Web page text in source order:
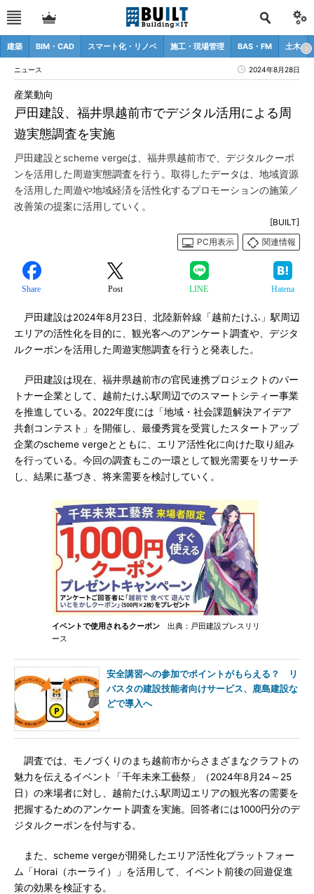
建築 BIM・CAD スマート化・リノベ 施工・現場管理 BAS・FM 土木
ニュース 2024年8月28日
戸田建設、福井県越前市でデジタル活用による周
遊実態調査を実施
産業動向
戸田建設とscheme vergeは、福井県越前市で、デジタルクーポ
ンを活用した周遊実態調査を行う。取得したデータは、地域資源
を活用した周遊や地域経済を活性化するプロモーションの施策／
改善策の提案に活用していく。
[BUILT]
PC用表示
関連情報
Share Post LINE Hatena
戸田建設は2024年8月23日、北陸新幹線「越前たけふ」駅周辺
エリアの活性化を目的に、観光客へのアンケート調査や、デジタ
ルクーポンを活用した周遊実態調査を行うと発表した。
戸田建設は現在、福井県越前市の官民連携プロジェクトのパー
トナー企業として、越前たけふ駅周辺でのスマートシティー事業
を推進している。2022年度には「地域・社会課題解決アイデア
共創コンテスト」を開催し、最優秀賞を受賞したスタートアップ
企業のscheme vergeとともに、エリア活性化に向けた取り組み
を行っている。今回の調査もこの一環として観光需要をリサーチ
し、結果に基づき、将来需要を検討していく。
イベントで使用されるクーポン 出典：戸田建設プレスリリ
ース
安全講習への参加でポイントがもらえる？ リ
バスタの建設技能者向けサービス、鹿島建設な
どで導入へ
調査では、モノづくりのまち越前市からさまざまなクラフトの
魅力を伝えるイベント「千年未来工藝祭」（2024年8月24～25
日）の来場者に対し、越前たけふ駅周辺エリアの観光客の需要を
把握するためのアンケート調査を実施。回答者には1000円分のデ
ジタルクーポンを付与する。
また、scheme vergeが開発したエリア活性化プラットフォー
ム「Horai（ホーライ）」を活用して、イベント前後の回遊促進
策の効果を検証する。